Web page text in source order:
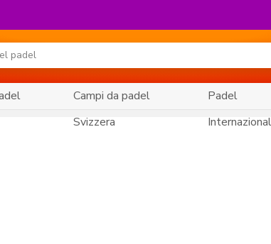
Campi da padel
Svizzera
Padel